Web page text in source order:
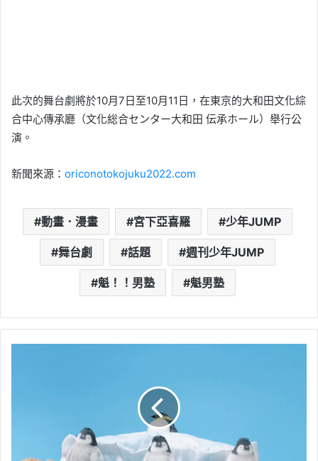
此次的舞台劇將於10月7日至10月11日，在東京的大和田文化綜
合中心傳承廳（文化総合センター大和田 伝承ホール）舉行公
演。
新聞來源： oriconotokojuku2022.com
動畫．漫畫 宮下亞喜羅 少年JUMP
舞台劇 話題 週刊少年JUMP
魁！！男塾 魁男塾